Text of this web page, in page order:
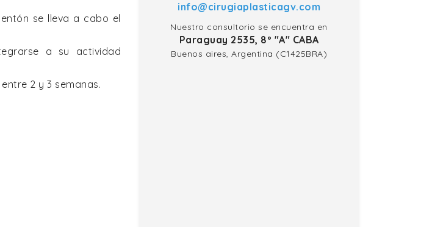
se lleva a cabo el
a su actividad
2 y 3 semanas.
info@cirugiaplasticagv.com
Nuestro consultorio se encuentra en
Paraguay 2535, 8º "A" CABA
Buenos aires, Argentina (C1425BRA)